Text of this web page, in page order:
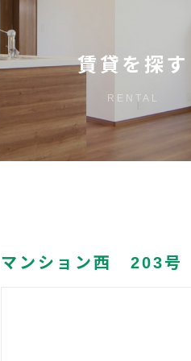
賃貸を探す
RENTAL
マンション西 203号